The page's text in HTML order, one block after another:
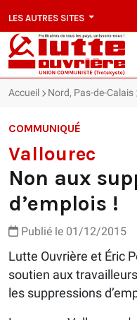
LES AUTRES SITES
Accueil Nord, Pas-de-Calais
COMMUNIQUÉ
Vallourec
Non aux
d’emplois !
Publié le 01/12/2015
Lutte Ouvrière et Éric
soutien aux
les suppressions